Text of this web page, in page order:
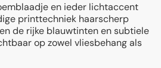
en ieder lichtaccent
printtechniek haarscherp
de rijke blauwtinten en subtiele
op zowel vliesbehang als